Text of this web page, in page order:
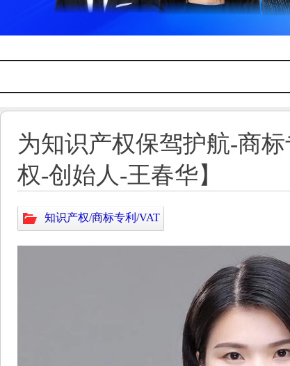
为知识产权保驾护航-商
权-创始人-王春华】
知识产权/商标专利/VAT